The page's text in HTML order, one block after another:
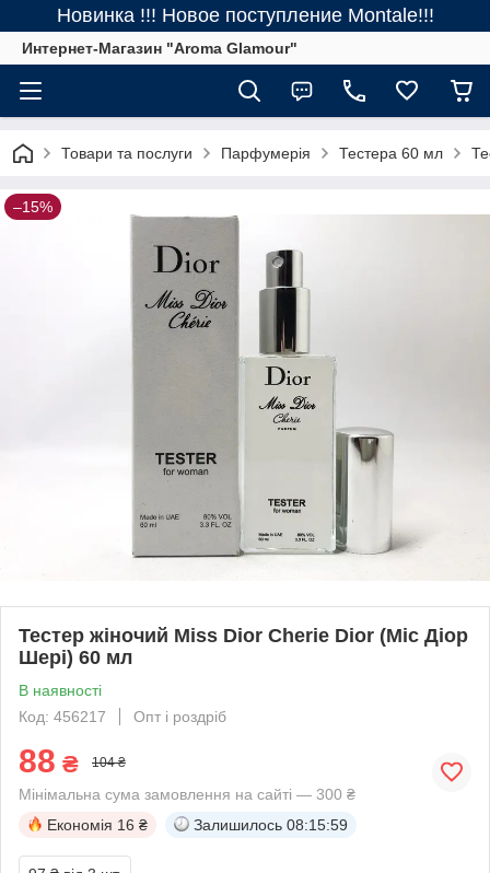
Новинка !!! Новое поступление Montale!!!
Интернет-Магазин "Aroma Glamour"
Товари та послуги Парфумерія Тестера 60 мл
–15%
Тестер жіночий Miss Dior Cherie Dior (Міс Діор
Шері) 60 мл
В наявності
Код: 456217
Опт і роздріб
88 ₴ 104 ₴
Мінімальна сума замовлення на сайті — 300 ₴
Економія 16 ₴ Залишилось 08:15:59